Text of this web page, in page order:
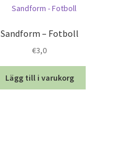
Sandform – Fotboll
€3,0
Lägg till i varukorg